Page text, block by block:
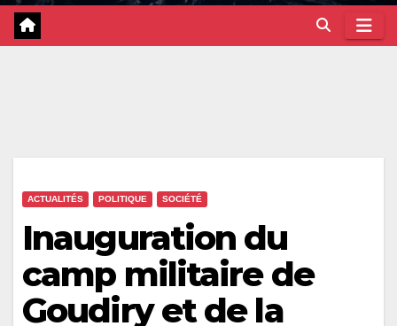
ACTUALITÉS POLITIQUE SOCIÉTÉ
Inauguration du
camp militaire de
Goudiry et de la